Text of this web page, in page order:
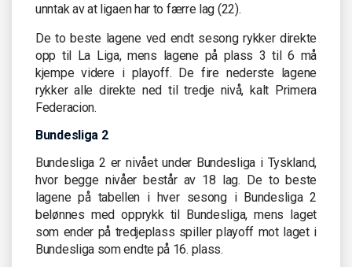
unntak av at ligaen har to færre lag (22).
De to beste lagene ved endt sesong rykker direkte
opp til La Liga, mens lagene på plass 3 til 6 må
kjempe videre i playoff. De fire nederste lagene
rykker alle direkte ned til tredje nivå, kalt Primera
Federacion.
Bundesliga 2
Bundesliga 2 er nivået under Bundesliga i Tyskland,
hvor begge nivåer består av 18 lag. De to beste
lagene på tabellen i hver sesong i Bundesliga 2
belønnes med opprykk til Bundesliga, mens laget
som ender på tredjeplass spiller playoff mot laget i
Bundesliga som endte på 16. plass.